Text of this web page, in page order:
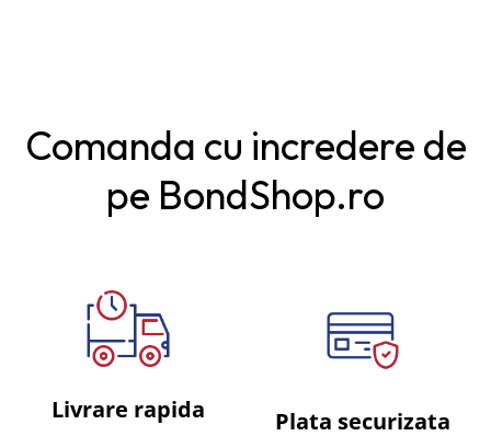
Comanda cu incredere de
pe BondShop.ro
Livrare rapida Plata securizata